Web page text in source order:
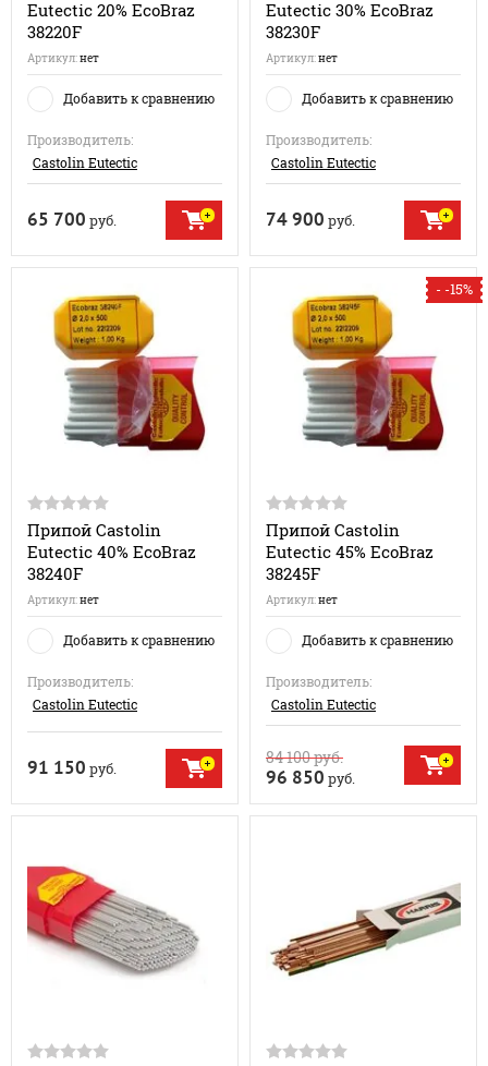
Eutectic 20% EcoBraz
38220F
Артикул:нет
Добавить к сравнению
Производитель:
Castolin Eutectic
65 700 руб.
Eutectic 30% EcoBraz
38230F
Артикул:нет
Добавить к сравнению
Производитель:
Castolin Eutectic
74 900 руб.
Припой Castolin
Eutectic 40% EcoBraz
38240F
Артикул:нет
Добавить к сравнению
Производитель:
Castolin Eutectic
91 150 руб.
- -15%
Припой Castolin
Eutectic 45% EcoBraz
38245F
Артикул:нет
Добавить к сравнению
Производитель:
Castolin Eutectic
84 100руб.
96 850 руб.